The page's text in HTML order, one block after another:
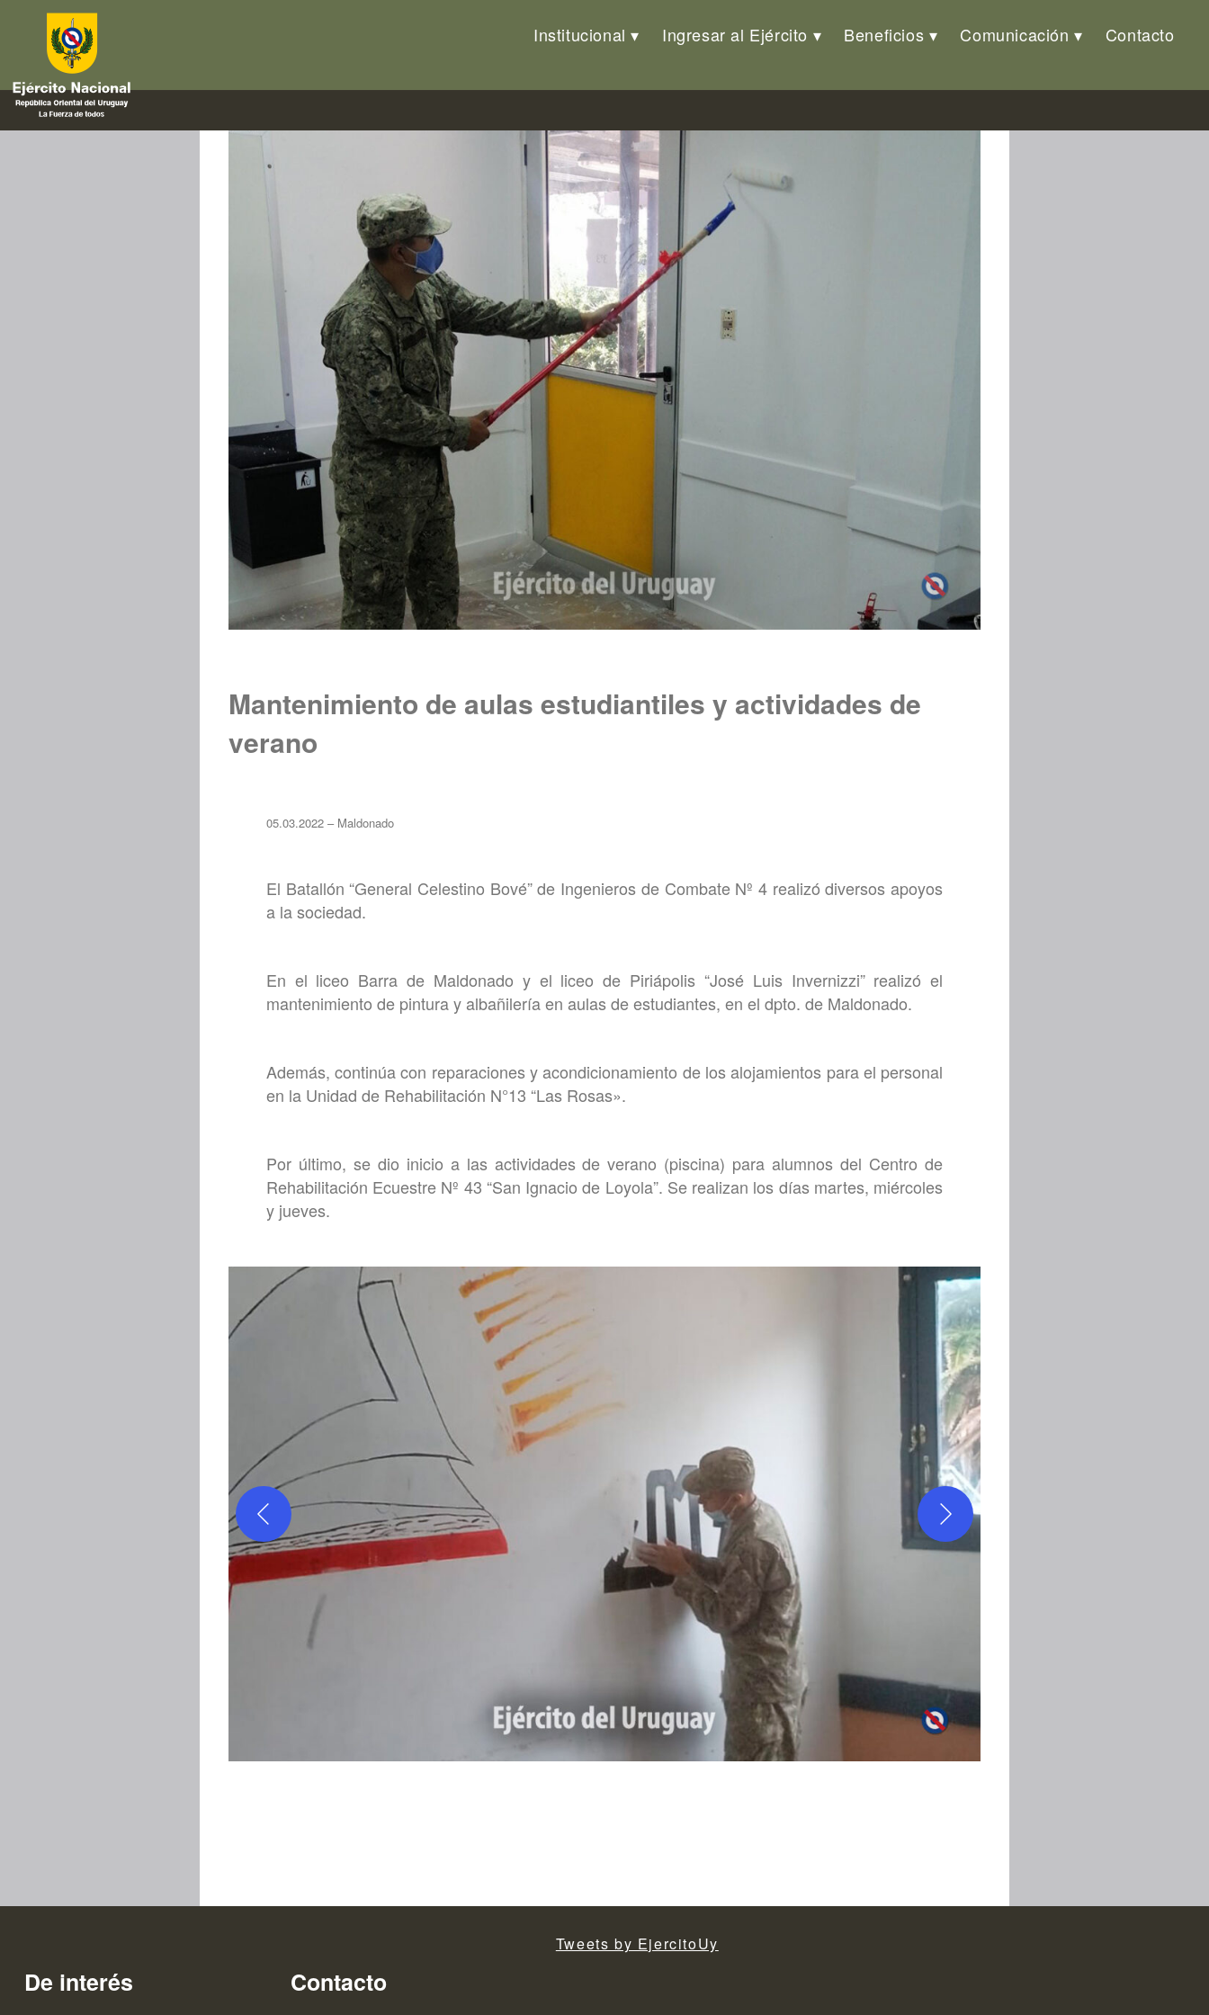
Institucional Ingresar al Ejército Beneficios Comunicación Contacto
Mantenimiento de aulas estudiantiles y actividades de
verano
05.03.2022 – Maldonado
El Batallón “General Celestino Bové” de Ingenieros de Combate Nº 4 realizó diversos apoyos
a la sociedad.
En el liceo Barra de Maldonado y el liceo de Piriápolis “José Luis Invernizzi” realizó el
mantenimiento de pintura y albañilería en aulas de estudiantes, en el dpto. de Maldonado.
Además, continúa con reparaciones y acondicionamiento de los alojamientos para el personal
en la Unidad de Rehabilitación N°13 “Las Rosas».
Por último, se dio inicio a las actividades de verano (piscina) para alumnos del Centro de
Rehabilitación Ecuestre Nº 43 “San Ignacio de Loyola”. Se realizan los días martes, miércoles
y jueves.
De interés Contacto
Tweets by EjercitoUy